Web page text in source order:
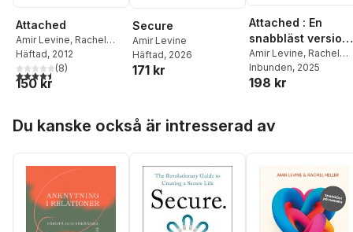
Attached
Amir Levine, Rachel
Heller
Häftad, 2012
4,5utav 5 stjärnor. Totalt antal röster:
(8)
150 kr
Secure
Amir Levine
Häftad, 2026
171 kr
Attached : En
snabbläst version
på svenska
Amir Levine, Rachel
Heller
Inbunden, 2025
198 kr
Du kanske också är intresserad av